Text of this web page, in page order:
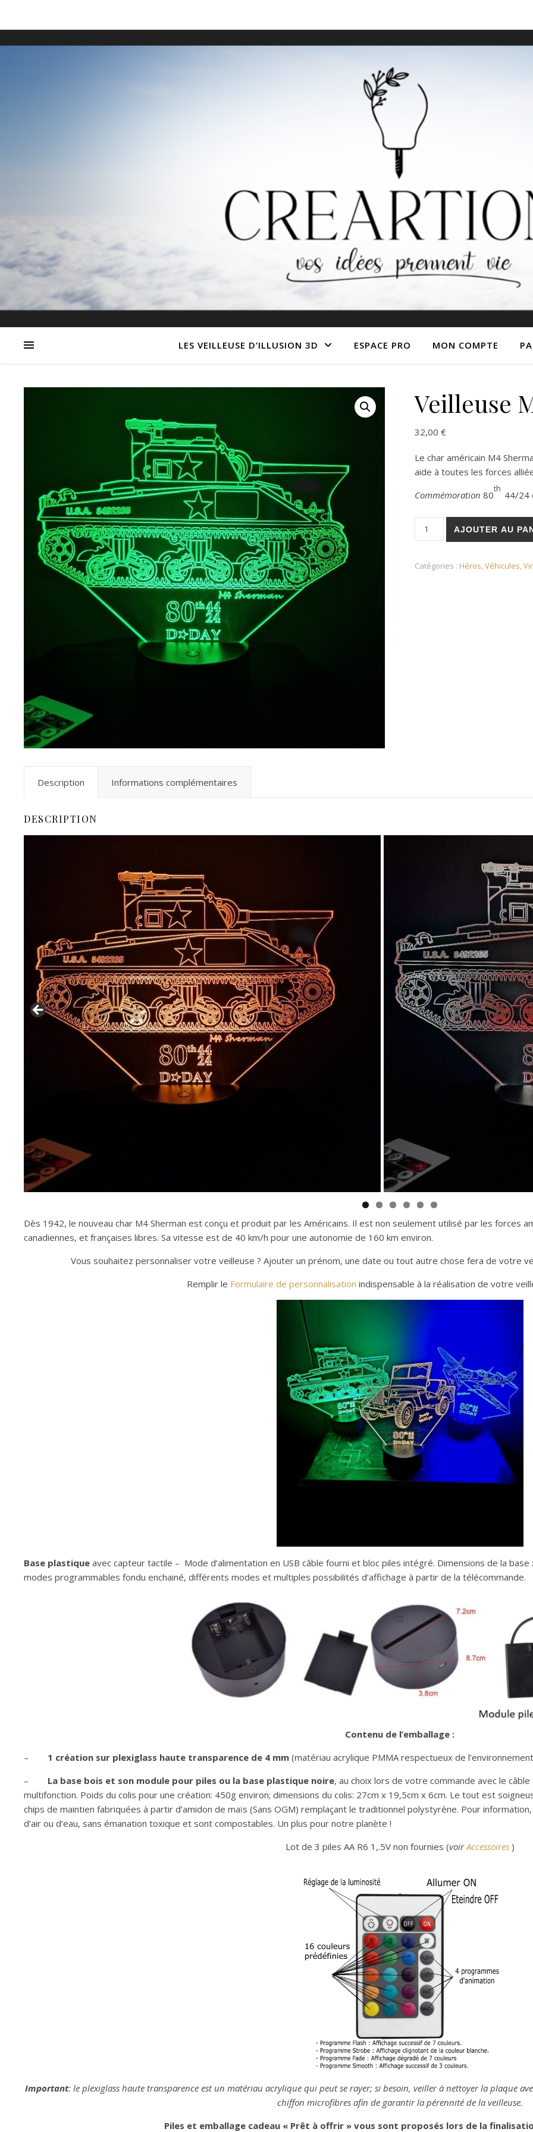
LES VEILLEUSE D’ILLUSION 3D ESPACE PRO MON COMPTE
Veilleuse
32,00€
Le char américain M4
aide à toutes les forces
Commémoration 80
th
44/24
quantité de Veilleuse M4
AJOUTER AU
Catégories :Héros,Véhicules,
Description Informations complémentaires
DESCRIPTION
Dès 1942, le nouveau char M4 Sherman est conçu et produit par les Américains. Il est non seulement utilisé par les forces
canadiennes, et françaises libres. Sa vitesse est de 40 km/h pour une autonomie de 160 km environ.
Vous souhaitez personnaliser votre veilleuse ? Ajouter un prénom, une date ou tout autre chose fera de votre
Remplir le Formulaire de personnalisation indispensable à la réalisation de votre
Base plastique avec capteur tactile – Mode d’alimentation en USB câble fourni et bloc piles intégré. Dimensions de la
modes programmables fondu enchainé, différents modes et multiples possibilités d’affichage à partir de la télécommande.
Contenu de l’emballage :
– 1 création sur plexiglass haute transparence de 4 mm (matériau acrylique PMMA respectueux de
– La base bois et son module pour piles ou la base plastique noire, au choix lors de votre commande avec le
multifonction. Poids du colis pour une création: 450g environ; dimensions du colis: 27cm x 19,5cm x 6cm. Le tout est
chips de maintien fabriquées à partir d’amidon de maïs (Sans OGM) remplaçant le traditionnel polystyrène. Pour
d’air ou d’eau, sans émanation toxique et sont compostables. Un plus pour notre planète !
Lot de 3 piles AA R6 1,.5V non fournies (voirAccessoires)
Important: le plexiglass haute transparence est un matériau acrylique qui peut se rayer; si besoin, veiller à nettoyer la plaque
chiffon microfibres afin de garantir la pérennité de la veilleuse.
Piles et emballage cadeau « Prêt à offrir » vous sont proposés lors de la